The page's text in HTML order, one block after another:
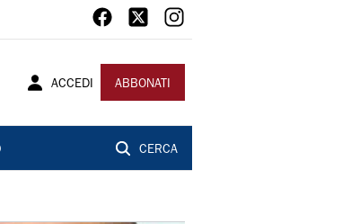
ACCEDI ABBONATI
CERCA